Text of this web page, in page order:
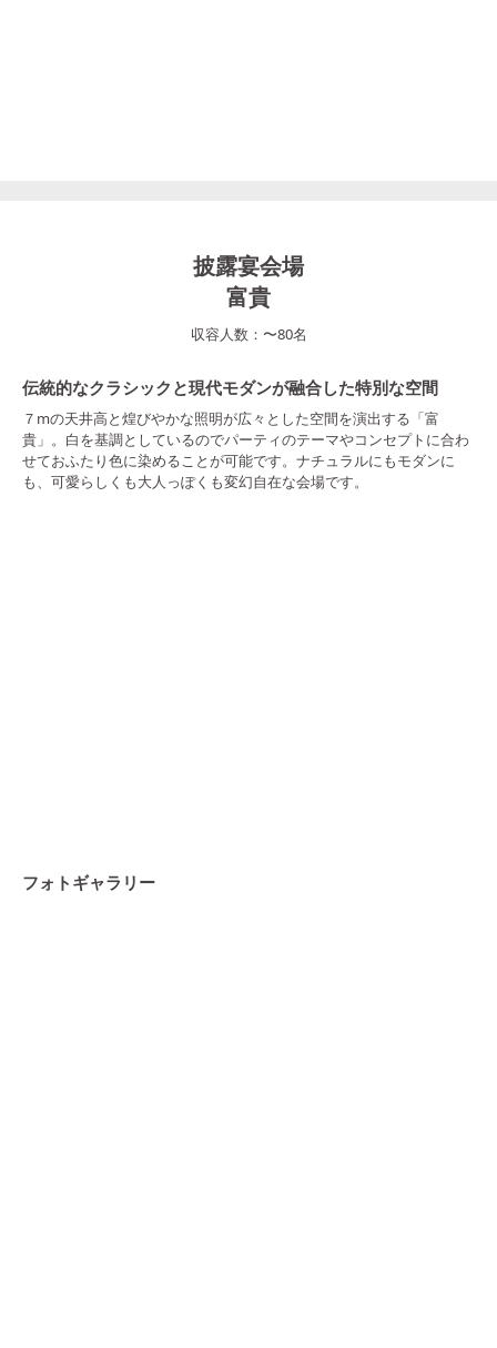
披露宴会場
富貴
収容人数： 〜80名
伝統的なクラシックと現代モダンが融合した特別な空間
７mの天井高と煌びやかな照明が広々とした空間を演出する「富
貴」。白を基調としているのでパーティのテーマやコンセプトに合わ
せておふたり色に染めることが可能です。ナチュラルにもモダンに
も、可愛らしくも大人っぽくも変幻自在な会場です。
フォトギャラリー